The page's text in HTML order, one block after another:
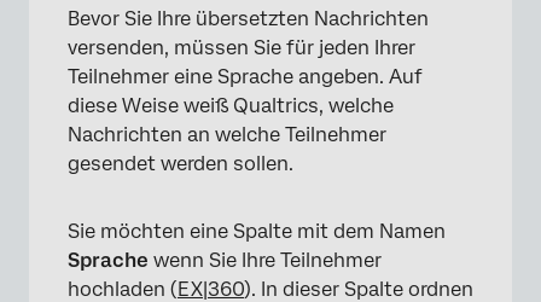
Bevor Sie Ihre übersetzten Nachrichten
versenden, müssen Sie für jeden Ihrer
Teilnehmer eine Sprache angeben. Auf
diese Weise weiß Qualtrics, welche
Nachrichten an welche Teilnehmer
gesendet werden sollen.
Sie möchten eine Spalte mit dem Namen
Sprache wenn Sie Ihre Teilnehmer
hochladen (EX|360). In dieser Spalte ordnen